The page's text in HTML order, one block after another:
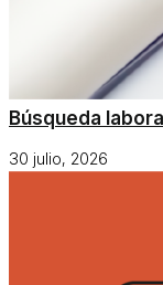
Búsqueda
30 julio, 2026